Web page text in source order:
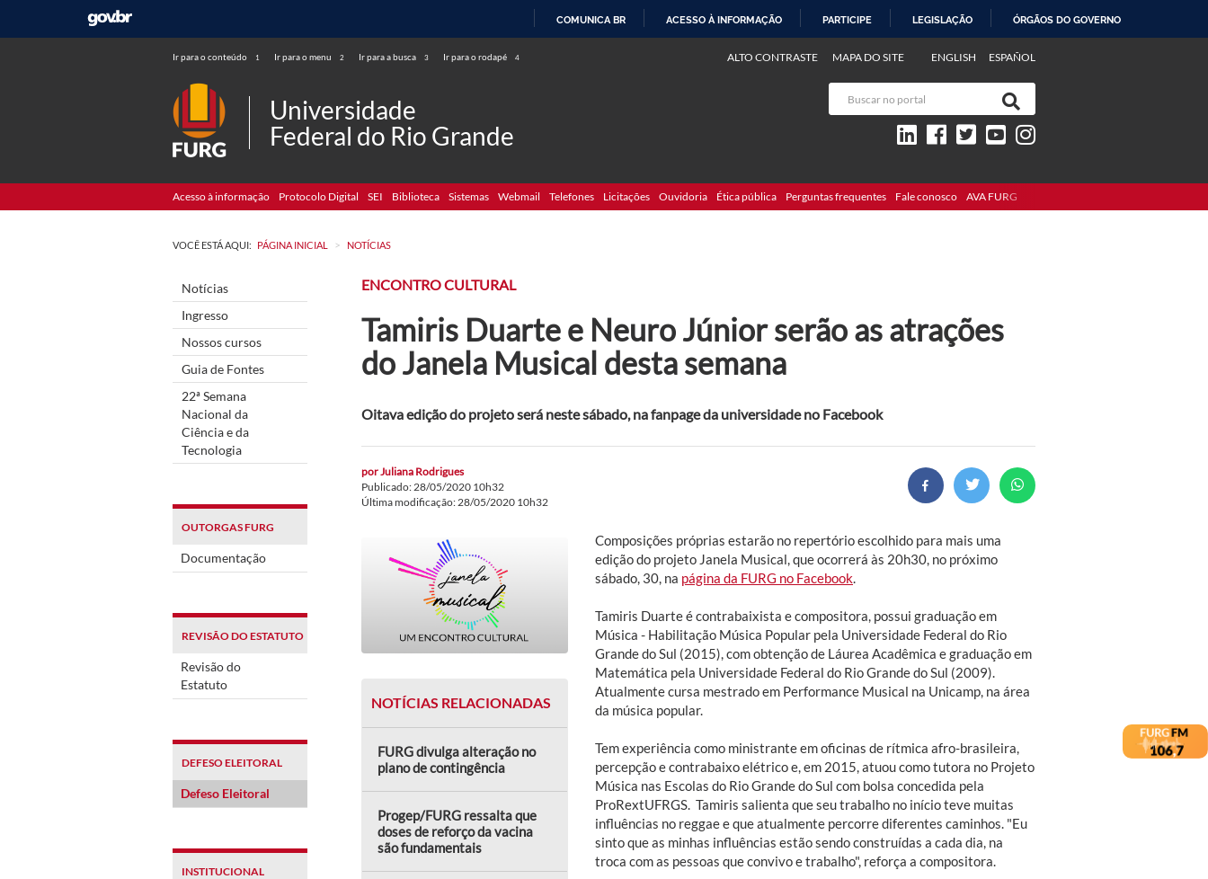
COMUNICA BR ACESSO À INFORMAÇÃO PARTICIPE LEGISLAÇÃO ÓRGÃOS DO GOVERNO
Ir para o conteúdo 1 Ir para o menu 2 Ir para a busca 3 Ir para o rodapé 4 ENGLISH ESPAÑOL
ALTO CONTRASTE MAPA DO SITE
Universidade
Federal do Rio Grande
Acesso à informação Protocolo Digital SEI Biblioteca Sistemas Webmail Telefones Licitações Ouvidoria Ética pública Perguntas frequentes Fale conosco AVA FURG
VOCÊ ESTÁ AQUI: PÁGINA INICIAL > NOTÍCIAS
Notícias
Ingresso
Nossos cursos
Guia de Fontes
22ª Semana
Nacional da
Ciência e da
Tecnologia
OUTORGAS FURG
Documentação
REVISÃO DO ESTATUTO
Revisão do
Estatuto
DEFESO ELEITORAL
Defeso Eleitoral
INSTITUCIONAL
ENCONTRO CULTURAL
Tamiris Duarte e Neuro Júnior serão as atrações
do Janela Musical desta semana
Oitava edição do projeto será neste sábado, na fanpage da universidade no Facebook
porJuliana Rodrigues
Publicado: 28/05/2020 10h32
Última modificação: 28/05/2020 10h32
Composições próprias estarão no repertório escolhido para mais uma
edição do projeto Janela Musical, que ocorrerá às 20h30, no próximo
sábado, 30, na página da FURG no Facebook
NOTÍCIAS RELACIONADAS
FURG divulga alteração no
plano de contingência
Progep/FURG ressalta que
doses de reforço da vacina
são fundamentais
Tamiris Duarte é contrabaixista e compositora, possui graduação em
Música - Habilitação Música Popular pela Universidade Federal do Rio
Grande do Sul (2015), com obtenção de Láurea Acadêmica e graduação em
Matemática pela Universidade Federal do Rio Grande do Sul (2009).
Atualmente cursa mestrado em Performance Musical na Unicamp, na área
da música popular.
Tem experiência como ministrante em oficinas de rítmica afro-brasileira,
percepção e contrabaixo elétrico e, em 2015, atuou como tutora no Projeto
Música nas Escolas do Rio Grande do Sul com bolsa concedida pela
ProRextUFRGS. Tamiris salienta que seu trabalho no início teve muitas
influências no reggae e que atualmente percorre diferentes caminhos. "Eu
sinto que as minhas influências estão sendo construídas a cada dia, na
troca com as pessoas que convivo e trabalho", reforça a compositora.